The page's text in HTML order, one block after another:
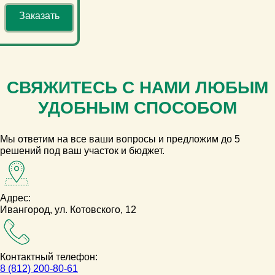
Заказать
СВЯЖИТЕСЬ С НАМИ ЛЮБЫМ
УДОБНЫМ СПОСОБОМ
Мы ответим на все ваши вопросы и предложим до 5
решений под ваш участок и бюджет.
Адрес:
Ивангород, ул. Котовского, 12
Контактный телефон:
8 (812) 200-80-61